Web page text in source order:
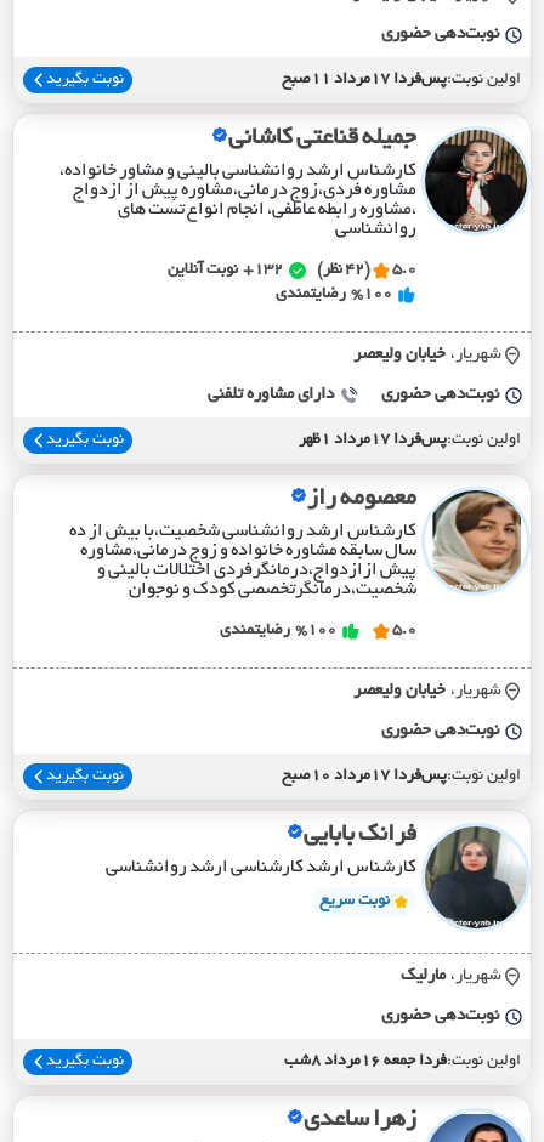
نوبت‌دهی حضوری
اولین نوبت:پس‌فردا 17مرداد 11صبح نوبت بگیرید
جمیله قناعتی کاشانی
کارشناس ارشد روانشناسی بالینی و مشاور خانواده،
مشاوره فردی،زوج درمانی،مشاوره پیش از ازدواج
،مشاوره رابطه عاطفی، انجام انواع تست های
روانشناسی
5.0 (42 نظر) 132+
نوبت آنلاین
%100 رضایتمندی
شهریار، خيابان وليعصر
نوبت‌دهی حضوری دارای مشاوره تلفنی
اولین نوبت:پس‌فردا 17مرداد 1ظهر نوبت بگیرید
معصومه راز
کارشناس ارشد روانشناسی شخصیت،با بیش از ده
سال سابقه مشاوره خانواده و زوج درمانی،مشاوره
پیش ازازدواج،درمانگرفردی اختلالات بالینی و
شخصیت،درمانگرتخصصی کودک و نوجوان
5.0
%100 رضایتمندی
شهریار، خيابان وليعصر
نوبت‌دهی حضوری
اولین نوبت:پس‌فردا 17مرداد 10صبح نوبت بگیرید
فرانک بابایی
کارشناس ارشد کارشناسی ارشد روانشناسی
نوبت سریع
شهریار، مارليک
نوبت‌دهی حضوری
اولین نوبت:فردا جمعه 16مرداد 8شب نوبت بگیرید
زهرا ساعدی